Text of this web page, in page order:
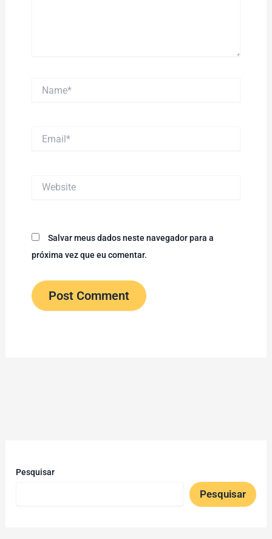
Salvar meus dados neste navegador para a
próxima vez que eu comentar.
Pesquisar
Pesquisar